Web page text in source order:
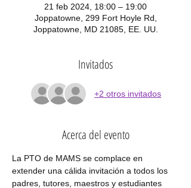
21 feb 2024, 18:00 – 19:00
Joppatowne, 299 Fort Hoyle Rd,
Joppatowne, MD 21085, EE. UU.
Invitados
+2 otros invitados
Acerca del evento
La PTO de MAMS se complace en
extender una cálida invitación a todos los
padres, tutores, maestros y estudiantes